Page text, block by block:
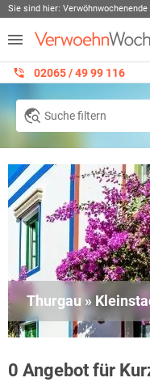
Sie sind hier: Verwöhnwochenende
02065 / 49 ‌99 116
Suche filtern
Thurgau »
0 Angebot für